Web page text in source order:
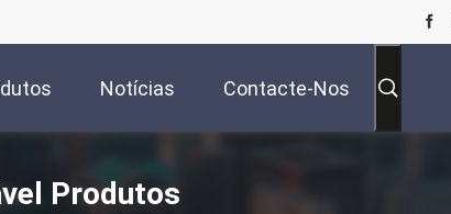
Notícias Contacte-Nos
Produtos